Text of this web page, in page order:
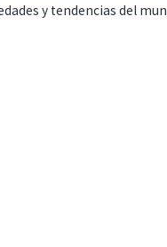
y tendencias del